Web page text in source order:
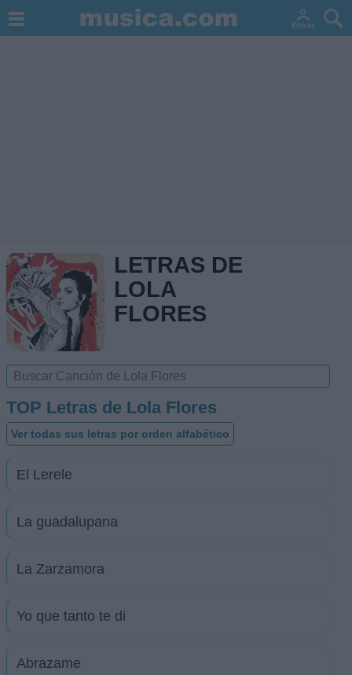
LETRAS DE
LOLA
FLORES
TOP Letras de Lola Flores
Ver todas sus letras por orden alfabético
El Lerele
La guadalupana
La Zarzamora
Yo que tanto te di
Abrazame